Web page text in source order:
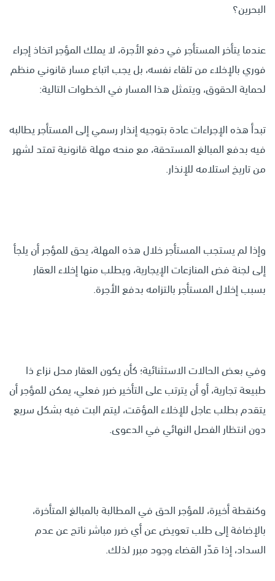
البحرين؟
عندما يتأخر المستأجر في دفع الأجرة، لا يملك المؤجر اتخاذ إجراء
فوري بالإخلاء من تلقاء نفسه، بل يجب اتباع مسار قانوني منظم
لحماية الحقوق، ويتمثل هذا المسار في الخطوات التالية:
تبدأ هذه الإجراءات عادة بتوجيه إنذار رسمي إلى المستأجر يطالبه
فيه بدفع المبالغ المستحقة، مع منحه مهلة قانونية تمتد لشهر
من تاريخ استلامه للإنذار.
وإذا لم يستجب المستأجر خلال هذه المهلة، يحق للمؤجر أن يلجأ
إلى لجنة فض المنازعات الإيجارية، ويطلب منها إخلاء العقار
بسبب إخلال المستأجر بالتزامه بدفع الأجرة.
وفي بعض الحالات الاستثنائية؛ كأن يكون العقار محل نزاع ذا
طبيعة تجارية، أو أن يترتب على التأخير ضرر فعلي، يمكن للمؤجر أن
يتقدم بطلب عاجل للإخلاء المؤقت، ليتم البت فيه بشكل سريع
دون انتظار الفصل النهائي في الدعوى.
وكنقطة أخيرة، للمؤجر الحق في المطالبة بالمبالغ المتأخرة،
بالإضافة إلى طلب تعويض عن أي ضرر مباشر ناتج عن عدم
السداد، إذا قدّر القضاء وجود مبرر لذلك.